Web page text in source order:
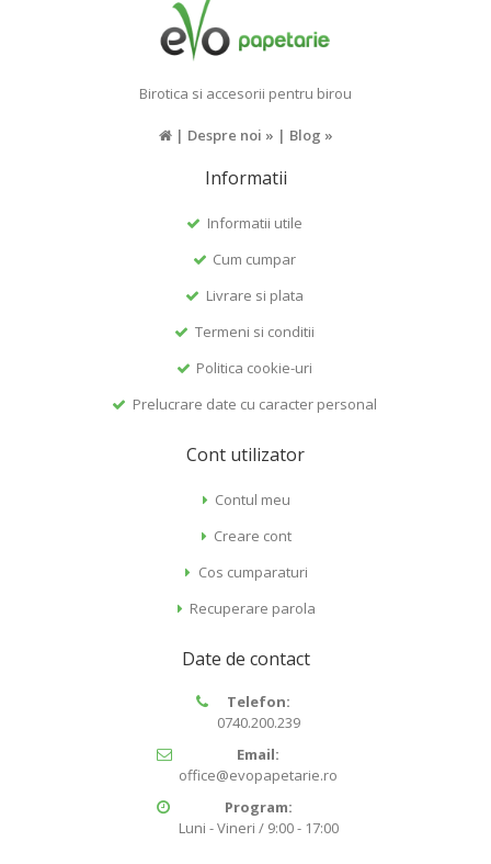
Birotica si accesorii pentru birou
| Despre noi » | Blog »
Informatii
Informatii utile
Cum cumpar
Livrare si plata
Termeni si conditii
Politica cookie-uri
Prelucrare date cu caracter personal
Cont utilizator
Contul meu
Creare cont
Cos cumparaturi
Recuperare parola
Date de contact
Telefon:
0740.200.239
Email:
office@evopapetarie.ro
Program:
Luni - Vineri / 9:00 - 17:00